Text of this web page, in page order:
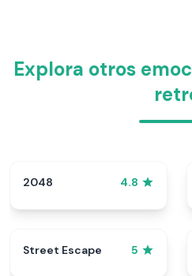
Explora otros
2048 4.8
Street Escape 5